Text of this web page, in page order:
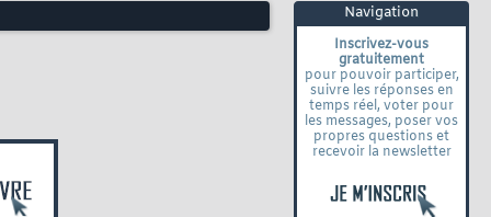
Navigation
Inscrivez-vous
gratuitement
pour pouvoir participer,
suivre les réponses en
temps réel, voter pour
les messages, poser vos
propres questions et
recevoir la newsletter